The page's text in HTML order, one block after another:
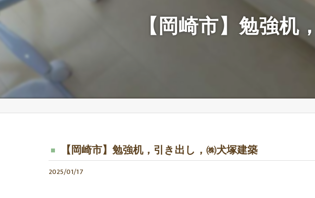
岡崎市のリフォーム･犬塚建
岡崎市のリフォーム･犬塚建
【岡崎市】勉強
【岡崎市】勉強机，引き出し，㈱犬塚建築
2025/01/17